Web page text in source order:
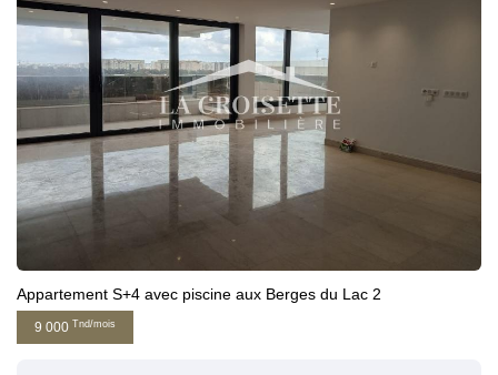
Appartement S+4 avec piscine aux Berges du Lac 2
9 000 Tnd/mois